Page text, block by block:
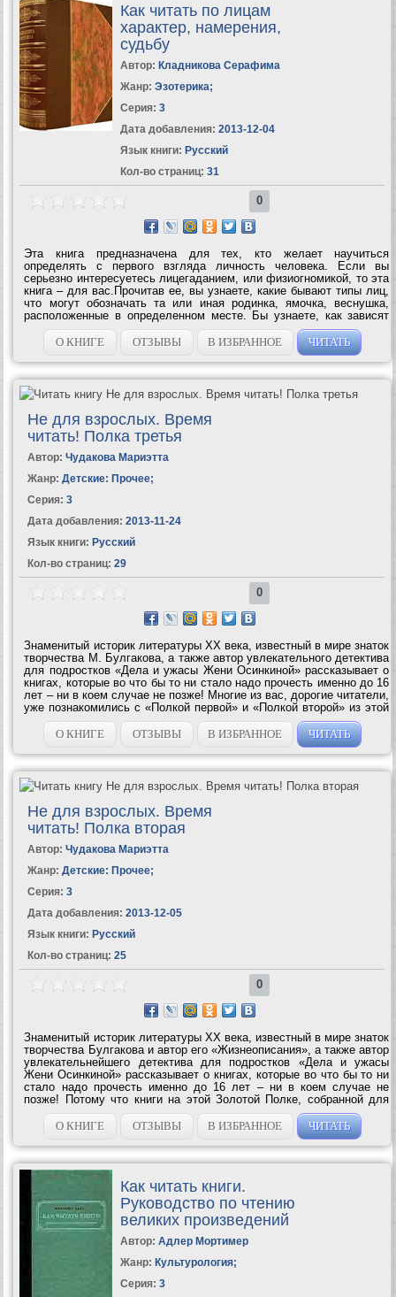
Как читать по лицам
характер, намерения,
судьбу
Автор: Кладникова Серафима
Жанр: Эзотерика;
Серия: 3
Дата добавления: 2013-12-04
Язык книги: Русский
Кол-во страниц: 31
0
Эта книга предназначена для тех, кто желает научиться
определять с первого взгляда личность человека. Если вы
серьезно интересуетесь лицегаданием, или физиогномикой, то эта
книга – для вас.Прочитав ее, вы узнаете, какие бывают типы лиц,
что могут обозначать та или иная родинка, ямочка, веснушка,
расположенные в определенном месте. Бы узнаете, как зависят
черты лица от темперамента и характера человека и многое–
многое...О КНИГЕ ОТЗЫВЫ В ИЗБРАННОЕ ЧИТАТЬ
Не для взрослых. Время
читать! Полка третья
Автор: Чудакова Мариэтта
Жанр: Детские: Прочее;
Серия: 3
Дата добавления: 2013-11-24
Язык книги: Русский
Кол-во страниц: 29
0
Знаменитый историк литературы ХХ века, известный в мире знаток
творчества М. Булгакова, а также автор увлекательного детектива
для подростков «Дела и ужасы Жени Осинкиной» рассказывает о
книгах, которые во что бы то ни стало надо прочесть именно до 16
лет – ни в коем случае не позже! Многие из вас, дорогие читатели,
уже познакомились с «Полкой первой» и «Полкой второй» из этой
серии книг, теперь перед вами – «Полка...
О КНИГЕ
ОТЗЫВЫ В ИЗБРАННОЕ ЧИТАТЬ
Не для взрослых. Время
читать! Полка вторая
Автор: Чудакова Мариэтта
Жанр: Детские: Прочее;
Серия: 3
Дата добавления: 2013-12-05
Язык книги: Русский
Кол-во страниц: 25
0
Знаменитый историк литературы ХХ века, известный в мире знаток
творчества Булгакова и автор его «Жизнеописания», а также автор
увлекательнейшего детектива для подростков «Дела и ужасы
Жени Осинкиной» рассказывает о книгах, которые во что бы то ни
стало надо прочесть именно до 16 лет – ни в коем случае не
позже! Потому что книги на этой Золотой Полке, собранной для
вас Мариэттой Чудаковой, так хитро написаны, что если вы
опоздаете и...
О КНИГЕ ОТЗЫВЫ В ИЗБРАННОЕ ЧИТАТЬ
Как читать книги.
Руководство по чтению
великих произведений
Автор: Адлер Мортимер
Жанр: Культурология;
Серия: 3